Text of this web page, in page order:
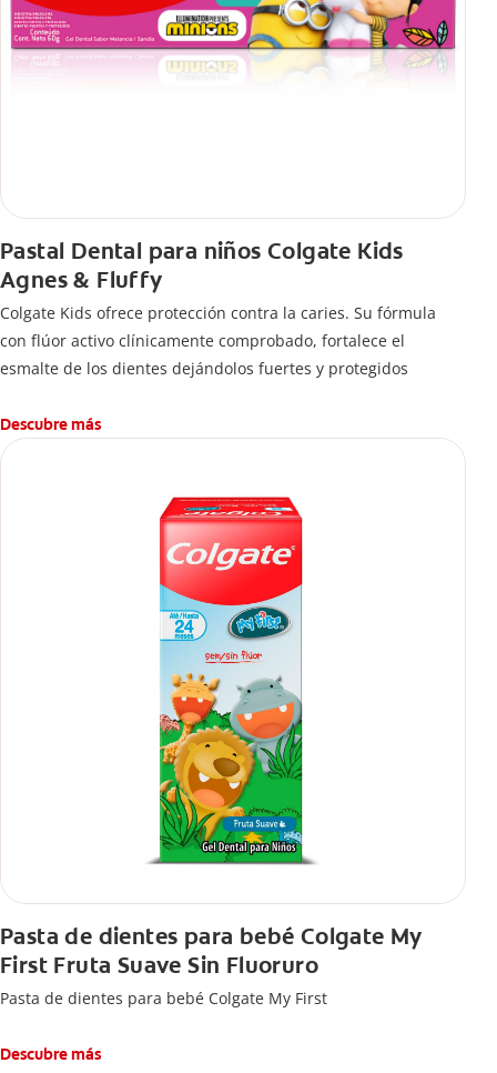
Pastal Dental para niños Colgate Kids
Agnes & Fluffy
Colgate Kids ofrece protección contra la caries. Su fórmula
con flúor activo clínicamente comprobado, fortalece el
esmalte de los dientes dejándolos fuertes y protegidos
Descubre más
Pasta de dientes para bebé Colgate My
First Fruta Suave Sin Fluoruro
Pasta de dientes para bebé Colgate My First
Descubre más